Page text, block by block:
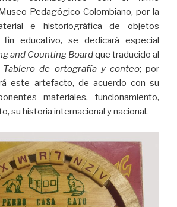
Pedagógico Colombiano, por la
e historiográfica de objetos
educativo, se dedicará especial
and Counting Boardque traducido al
Tablero de ortografía y conteo; por
este artefacto, de acuerdo con su
materiales, funcionamiento,
su historia internacional y nacional.